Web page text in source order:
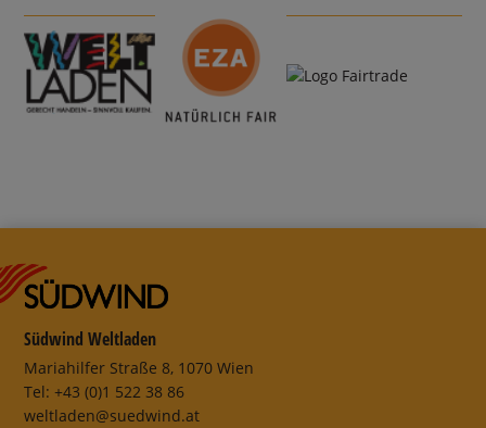
Südwind Weltladen
Mariahilfer Straße 8, 1070 Wien
Tel: +43 (0)1 522 38 86
weltladen@suedwind.at